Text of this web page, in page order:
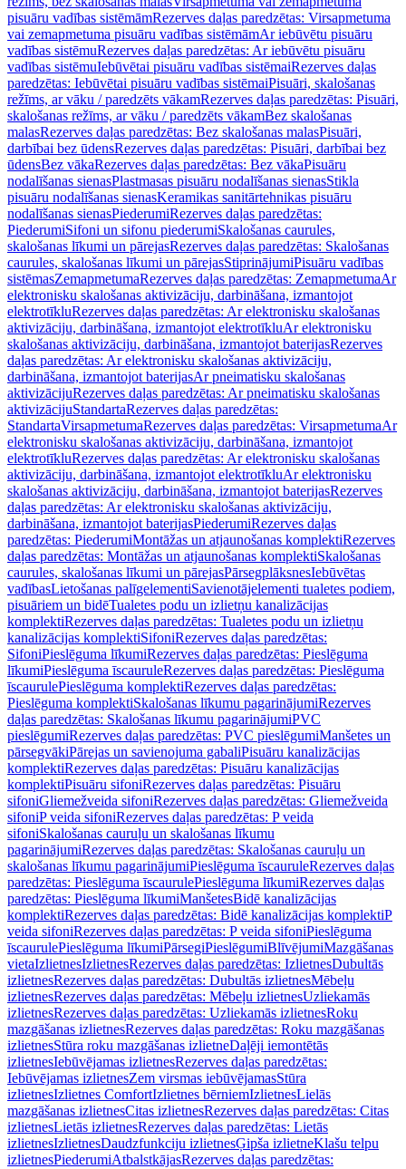
pisuāru vadības sistēmāmRezerves daļas paredzētas: Virsapmetuma
vai zemapmetuma pisuāru vadības sistēmāmAr iebūvētu pisuāru
vadības sistēmuRezerves daļas paredzētas: Ar iebūvētu pisuāru
vadības sistēmuIebūvētai pisuāru vadības sistēmaiRezerves daļas
paredzētas: Iebūvētai pisuāru vadības sistēmaiPisuāri, skalošanas
režīms, ar vāku / paredzēts vākamRezerves daļas paredzētas: Pisuāri,
skalošanas režīms, ar vāku / paredzēts vākamBez skalošanas
malasRezerves daļas paredzētas: Bez skalošanas malasPisuāri,
darbībai bez ūdensRezerves daļas paredzētas: Pisuāri, darbībai bez
ūdensBez vākaRezerves daļas paredzētas: Bez vākaPisuāru
nodalīšanas sienasPlastmasas pisuāru nodalīšanas sienasStikla
pisuāru nodalīšanas sienasKeramikas sanitārtehnikas pisuāru
nodalīšanas sienasPiederumiRezerves daļas paredzētas:
PiederumiSifoni un sifonu piederumiSkalošanas caurules,
skalošanas līkumi un pārejasRezerves daļas paredzētas: Skalošanas
caurules, skalošanas līkumi un pārejasStiprinājumiPisuāru vadības
sistēmasZemapmetumaRezerves daļas paredzētas: ZemapmetumaAr
elektronisku skalošanas aktivizāciju, darbināšana, izmantojot
elektrotīkluRezerves daļas paredzētas: Ar elektronisku skalošanas
aktivizāciju, darbināšana, izmantojot elektrotīkluAr elektronisku
skalošanas aktivizāciju, darbināšana, izmantojot baterijasRezerves
daļas paredzētas: Ar elektronisku skalošanas aktivizāciju,
darbināšana, izmantojot baterijasAr pneimatisku skalošanas
aktivizācijuRezerves daļas paredzētas: Ar pneimatisku skalošanas
aktivizācijuStandartaRezerves daļas paredzētas:
StandartaVirsapmetumaRezerves daļas paredzētas: VirsapmetumaAr
elektronisku skalošanas aktivizāciju, darbināšana, izmantojot
elektrotīkluRezerves daļas paredzētas: Ar elektronisku skalošanas
aktivizāciju, darbināšana, izmantojot elektrotīkluAr elektronisku
skalošanas aktivizāciju, darbināšana, izmantojot baterijasRezerves
daļas paredzētas: Ar elektronisku skalošanas aktivizāciju,
darbināšana, izmantojot baterijasPiederumiRezerves daļas
paredzētas: PiederumiMontāžas un atjaunošanas komplektiRezerves
daļas paredzētas: Montāžas un atjaunošanas komplektiSkalošanas
caurules, skalošanas līkumi un pārejasPārsegplāksnesIebūvētas
vadībasLietošanas palīgelementiSavienotājelementi tualetes podiem,
pisuāriem un bidēTualetes podu un izlietņu kanalizācijas
komplektiRezerves daļas paredzētas: Tualetes podu un izlietņu
kanalizācijas komplektiSifoniRezerves daļas paredzētas:
SifoniPieslēguma līkumiRezerves daļas paredzētas: Pieslēguma
līkumiPieslēguma īscauruleRezerves daļas paredzētas: Pieslēguma
īscaurulePieslēguma komplektiRezerves daļas paredzētas:
Pieslēguma komplektiSkalošanas līkumu pagarinājumiRezerves
daļas paredzētas: Skalošanas līkumu pagarinājumiPVC
pieslēgumiRezerves daļas paredzētas: PVC pieslēgumiManšetes un
pārsegvākiPārejas un savienojuma gabaliPisuāru kanalizācijas
komplektiRezerves daļas paredzētas: Pisuāru kanalizācijas
komplektiPisuāru sifoniRezerves daļas paredzētas: Pisuāru
sifoniGliemežveida sifoniRezerves daļas paredzētas: Gliemežveida
sifoniP veida sifoniRezerves daļas paredzētas: P veida
sifoniSkalošanas cauruļu un skalošanas līkumu
pagarinājumiRezerves daļas paredzētas: Skalošanas cauruļu un
skalošanas līkumu pagarinājumiPieslēguma īscauruleRezerves daļas
paredzētas: Pieslēguma īscaurulePieslēguma līkumiRezerves daļas
paredzētas: Pieslēguma līkumiManšetesBidē kanalizācijas
komplektiRezerves daļas paredzētas: Bidē kanalizācijas komplektiP
veida sifoniRezerves daļas paredzētas: P veida sifoniPieslēguma
īscaurulePieslēguma līkumiPārsegiPieslēgumiBlīvējumiMazgāšanas
vietaIzlietnesIzlietnesRezerves daļas paredzētas: IzlietnesDubultās
izlietnesRezerves daļas paredzētas: Dubultās izlietnesMēbeļu
izlietnesRezerves daļas paredzētas: Mēbeļu izlietnesUzliekamās
izlietnesRezerves daļas paredzētas: Uzliekamās izlietnesRoku
mazgāšanas izlietnesRezerves daļas paredzētas: Roku mazgāšanas
izlietnesStūra roku mazgāšanas izlietneDaļēji iemontētās
izlietnesIebūvējamas izlietnesRezerves daļas paredzētas:
Iebūvējamas izlietnesZem virsmas iebūvējamasStūra
izlietnesIzlietnes ComfortIzlietnes bērniemIzlietnesLielās
mazgāšanas izlietnesCitas izlietnesRezerves daļas paredzētas: Citas
izlietnesLietās izlietnesRezerves daļas paredzētas: Lietās
izlietnesIzlietnesDaudzfunkciju izlietnesĢipša izlietneKlašu telpu
izlietnesPiederumiAtbalstkājasRezerves daļas paredzētas: